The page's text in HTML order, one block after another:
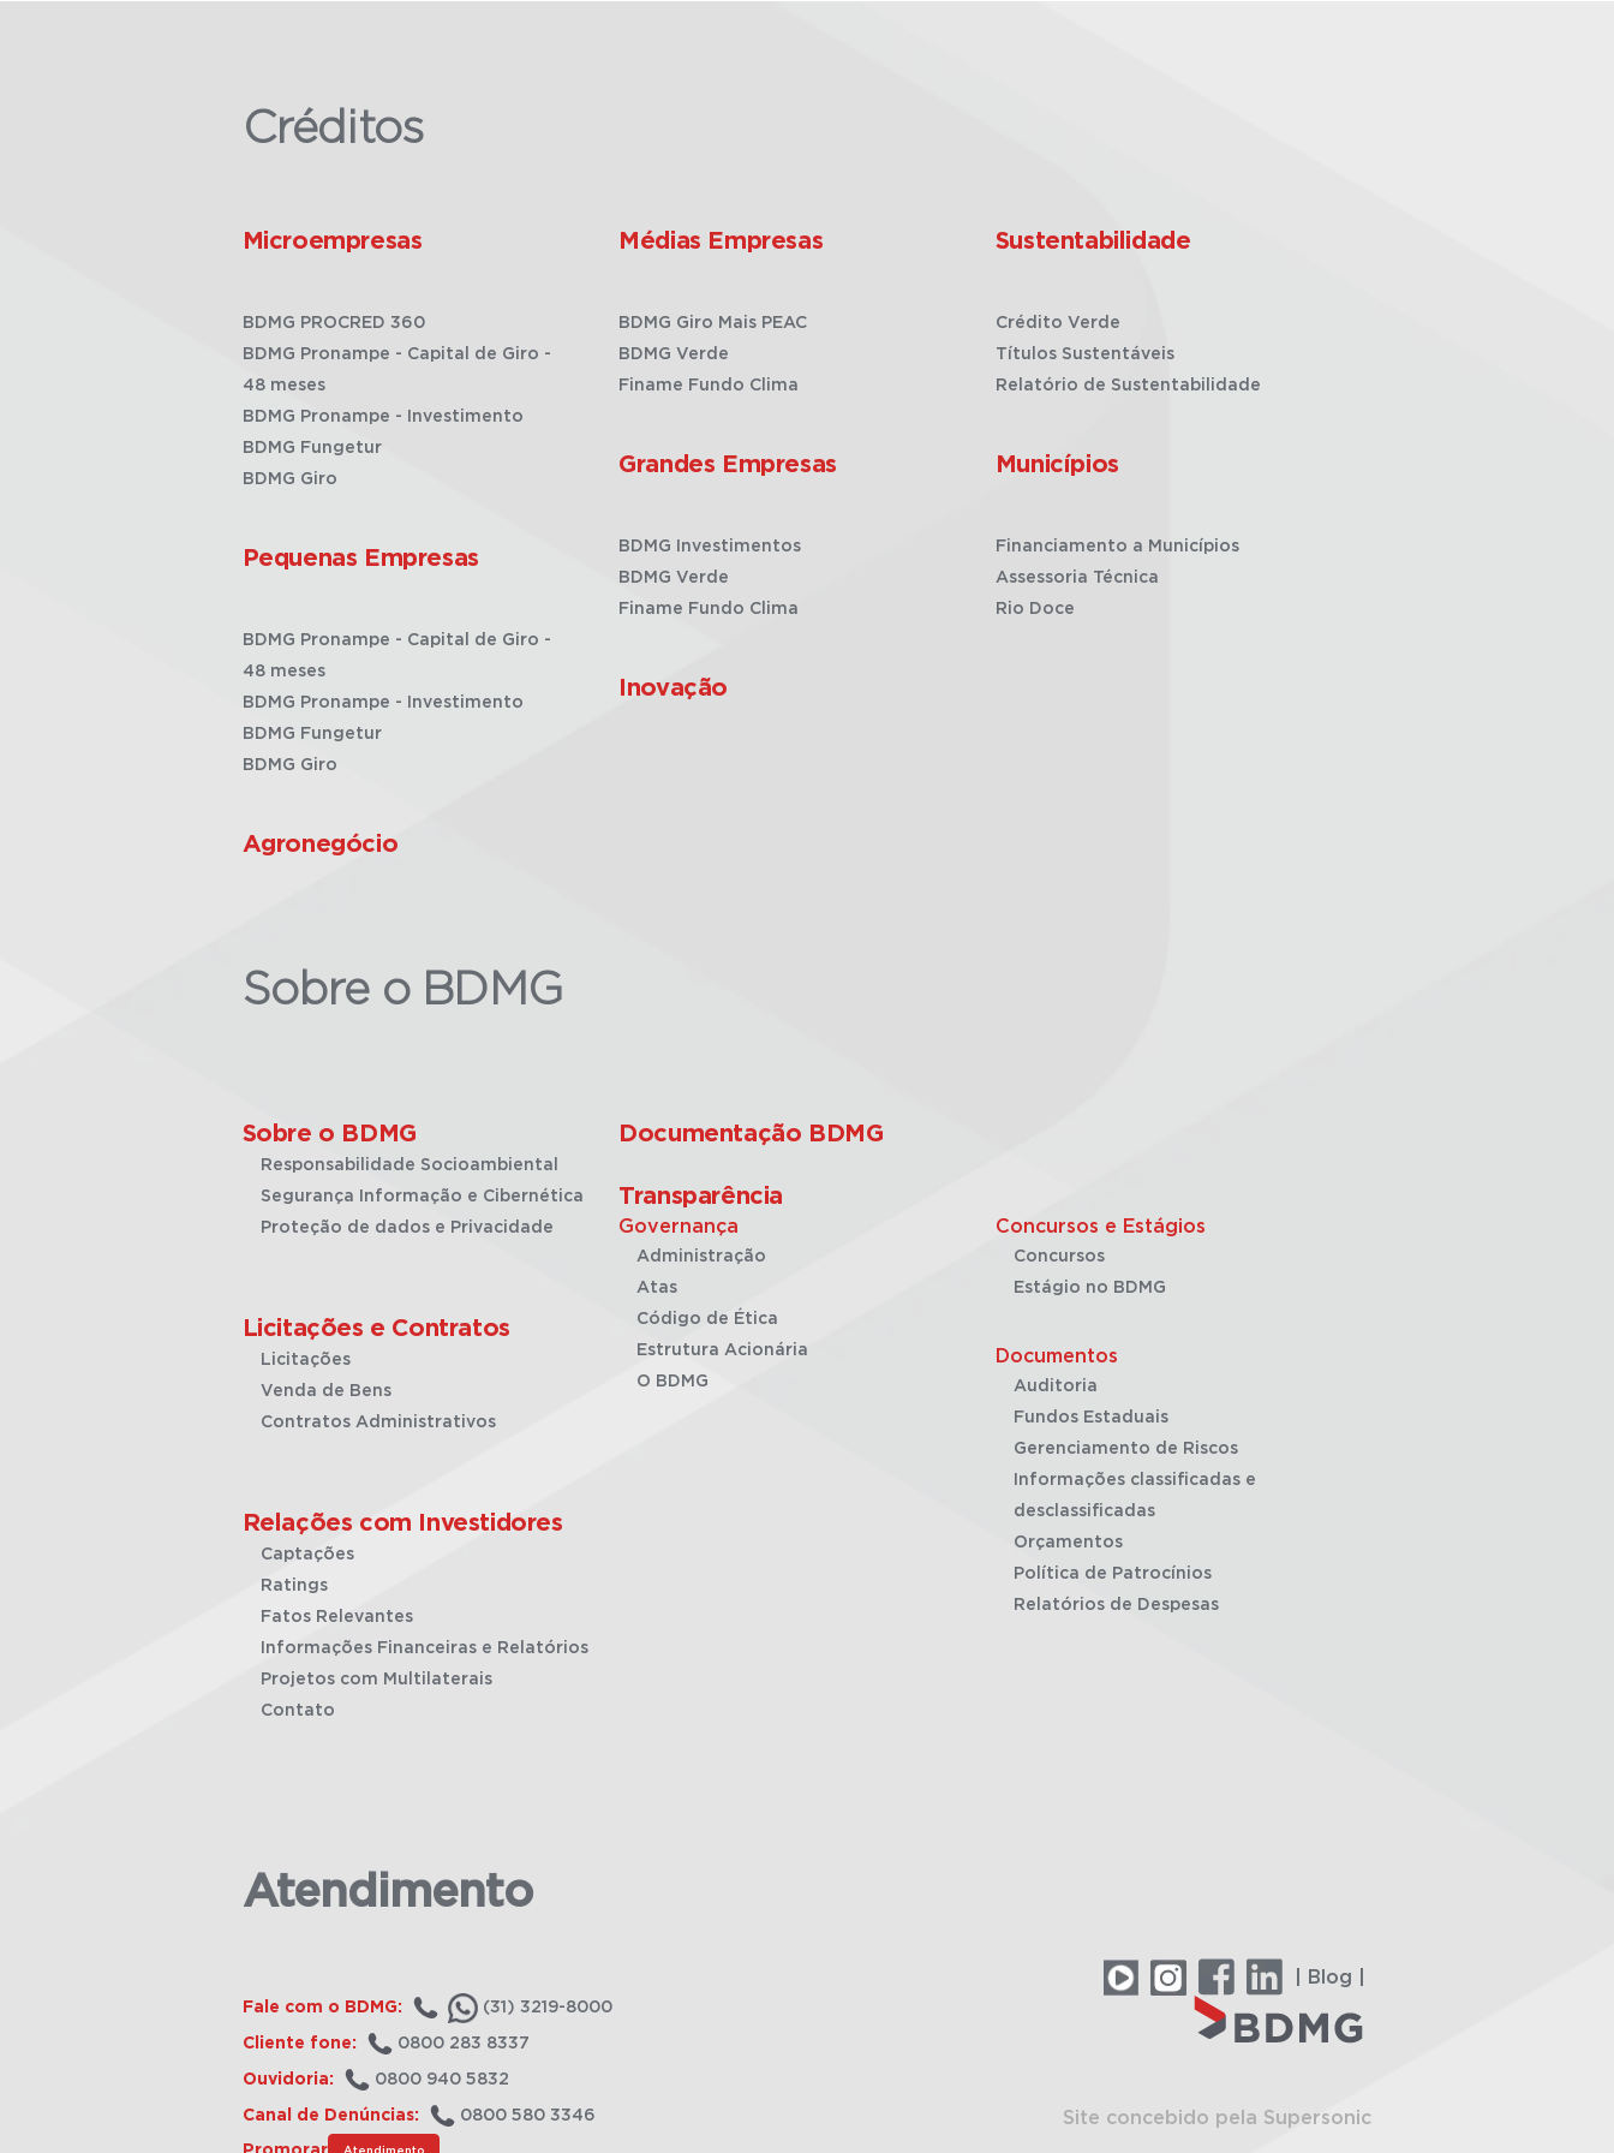
Créditos
Microempresas
BDMG PROCRED 360
BDMG Pronampe - Capital de Giro -
48 meses
BDMG Pronampe - Investimento
BDMG Fungetur
BDMG Giro
Pequenas Empresas
BDMG Pronampe - Capital de Giro -
48 meses
BDMG Pronampe - Investimento
BDMG Fungetur
BDMG Giro
Agronegócio
Médias Empresas
BDMG Giro Mais PEAC
BDMG Verde
Finame Fundo Clima
Grandes Empresas
BDMG Investimentos
BDMG Verde
Finame Fundo Clima
Inovação
Sustentabilidade
Crédito Verde
Títulos Sustentáveis
Relatório de Sustentabilidade
Municípios
Financiamento a Municípios
Assessoria Técnica
Rio Doce
Sobre o BDMG
Sobre o BDMG
Responsabilidade Socioambiental
Segurança Informação e Cibernética
Proteção de dados e Privacidade
Licitações e Contratos
Licitações
Venda de Bens
Contratos Administrativos
Relações com Investidores
Captações
Ratings
Fatos Relevantes
Informações Financeiras e Relatórios
Projetos com Multilaterais
Contato
Documentação BDMG
Transparência
Governança
Administração
Atas
Código de Ética
Estrutura Acionária
O BDMG
Concursos e Estágios
Concursos
Estágio no BDMG
Documentos
Auditoria
Fundos Estaduais
Gerenciamento de Riscos
Informações classificadas e
desclassificadas
Orçamentos
Política de Patrocínios
Relatórios de Despesas
Atendimento
Fale com o BDMG: (31) 3219-8000
Cliente fone: 0800 283 8337
Ouvidoria: 0800 940 5832
Canal de Denúncias: 0800 580 3346
Atendimento
| Blog |
Site concebido pela Supersonic